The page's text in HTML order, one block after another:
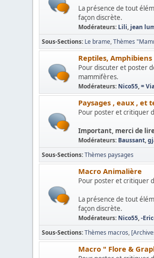
La présence de tout
façon discrète.
Modérateurs: Lili, jean
Sous-Sections Le brame Thèmes
Reptiles, Amphibiens
Pour discuter et poster
mammifères.
Modérateurs: Nico55,=
Paysages , eaux , et
Pour poster et critiquer
Important, merci de
Modérateurs: Baussant,
Sous-Sections Thèmes paysages
Macro Animalière
Pour poster et critiquer
La présence de tout
façon discrète.
Modérateurs: Nico55,-
Sous-Sections Thèmes macros
Macro " Flore &